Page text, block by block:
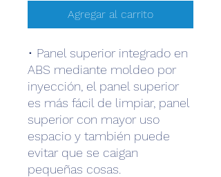
Agregar al carrito
• Panel superior integrado en
ABS mediante moldeo por
inyección, el panel superior
es más fácil de limpiar, panel
superior con mayor uso
espacio y también puede
evitar que se caigan
pequeñas cosas.